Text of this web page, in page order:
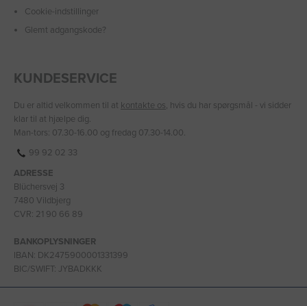
Cookie-indstillinger
Glemt adgangskode?
KUNDESERVICE
Du er altid velkommen til at kontakte os, hvis du har spørgsmål - vi sidder
klar til at hjælpe dig.
Man-tors: 07.30-16.00 og fredag 07.30-14.00.
99 92 02 33
ADRESSE
Blüchersvej 3
7480 Vildbjerg
CVR: 21 90 66 89
BANKOPLYSNINGER
IBAN: DK2475900001331399
BIC/SWIFT: JYBADKKK